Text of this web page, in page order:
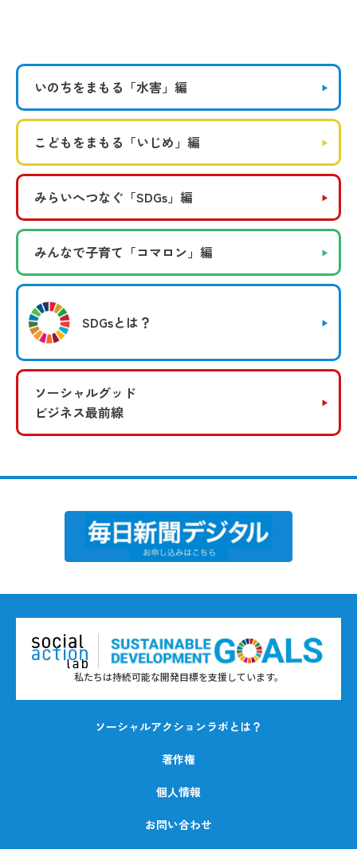
いのちをまもる 「水害」編
こどもをまもる 「いじめ」編
みらいへつなぐ 「SDGs」編
みんなで子育て 「コマロン」編
SDGsとは？
ソーシャルグッド
ビジネス最前線
私たちは持続可能な開発目標を支援しています。
ソーシャルアクションラボとは？
著作権
個人情報
お問い合わせ